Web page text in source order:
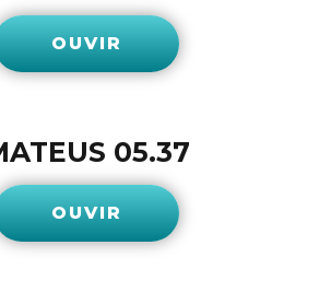
OUVIR
05.37
OUVIR